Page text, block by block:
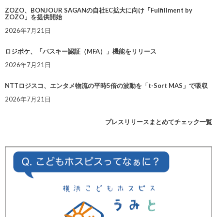
ZOZO、BONJOUR SAGANの自社EC拡大に向け「Fulfillment by
ZOZO」を提供開始
2026年7月21日
ロジポケ、「パスキー認証（MFA）」機能をリリース
2026年7月21日
NTTロジスコ、エンタメ物流の平時5倍の波動を「t-Sort MAS」で吸収
2026年7月21日
プレスリリースまとめてチェック一覧